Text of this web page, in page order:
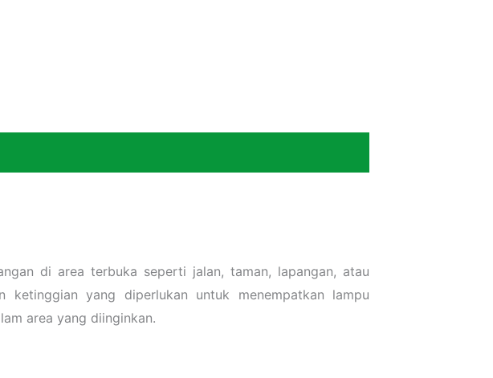
di area terbuka seperti jalan, taman, lapangan, atau
yang diperlukan untuk menempatkan lampu
area yang diinginkan.